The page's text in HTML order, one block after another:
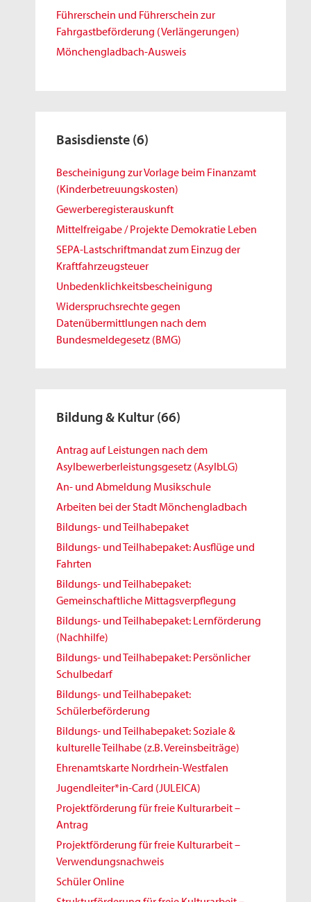
Führerschein und Führerschein zur
Fahrgastbeförderung (Verlängerungen)
Mönchengladbach-Ausweis
Basisdienste (6)
Bescheinigung zur Vorlage beim Finanzamt
(Kinderbetreuungskosten)
Gewerberegisterauskunft
Mittelfreigabe / Projekte Demokratie Leben
SEPA-Lastschriftmandat zum Einzug der
Kraftfahrzeugsteuer
Unbedenklichkeitsbescheinigung
Widerspruchsrechte gegen
Datenübermittlungen nach dem
Bundesmeldegesetz (BMG)
Bildung & Kultur (66)
Antrag auf Leistungen nach dem
Asylbewerberleistungsgesetz (AsylbLG)
An- und Abmeldung Musikschule
Arbeiten bei der Stadt Mönchengladbach
Bildungs- und Teilhabepaket
Bildungs- und Teilhabepaket: Ausflüge und
Fahrten
Bildungs- und Teilhabepaket:
Gemeinschaftliche Mittagsverpflegung
Bildungs- und Teilhabepaket: Lernförderung
(Nachhilfe)
Bildungs- und Teilhabepaket: Persönlicher
Schulbedarf
Bildungs- und Teilhabepaket:
Schülerbeförderung
Bildungs- und Teilhabepaket: Soziale &
kulturelle Teilhabe (z.B. Vereinsbeiträge)
Ehrenamtskarte Nordrhein-Westfalen
Jugendleiter*in-Card (JULEICA)
Projektförderung für freie Kulturarbeit –
Antrag
Projektförderung für freie Kulturarbeit –
Verwendungsnachweis
Schüler Online